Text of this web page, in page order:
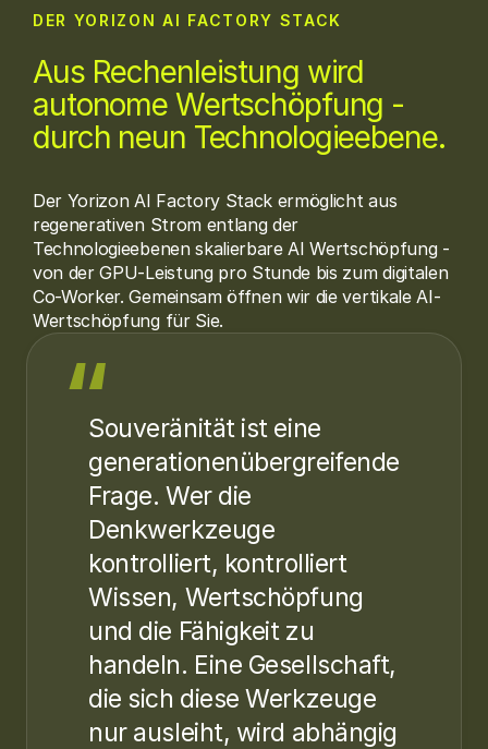
DER YORIZON AI FACTORY STACK
Aus Rechenleistung wird
autonome Wertschöpfung -
durch neun Technologieebene.
Der Yorizon AI Factory Stack ermöglicht aus
regenerativen Strom entlang der
Technologieebenen skalierbare AI Wertschöpfung -
von der GPU-Leistung pro Stunde bis zum digitalen
Co-Worker. Gemeinsam öffnen wir die vertikale AI-
Wertschöpfung für Sie.
“Souveränität ist eine
generationenübergreifende
Frage. Wer die
Denkwerkzeuge
kontrolliert, kontrolliert
Wissen, Wertschöpfung
und die Fähigkeit zu
handeln. Eine Gesellschaft,
die sich diese Werkzeuge
nur ausleiht, wird abhängig